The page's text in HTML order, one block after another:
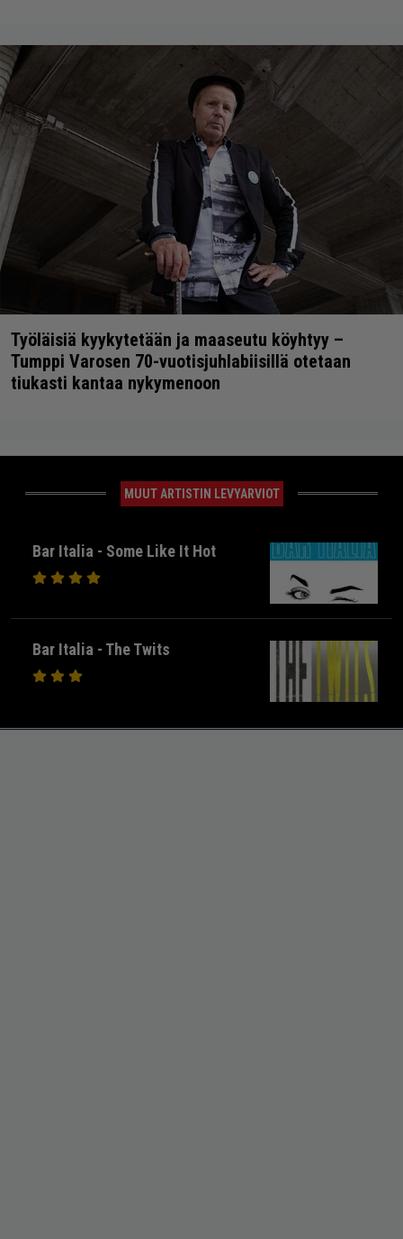
Työläisiä kyykytetään ja maaseutu köyhtyy –
Tumppi Varosen 70-vuotisjuhlabiisillä otetaan
tiukasti kantaa nykymenoon
MUUT ARTISTIN LEVYARVIOT
Bar Italia - Some Like It Hot
Bar Italia - The Twits